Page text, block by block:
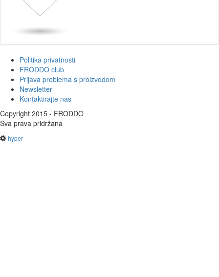
Politika privatnosti
FRODDO club
Prijava problema s proizvodom
Newsletter
Kontaktirajte nas
Copyright 2015 - FRODDO
Sva prava pridržana
hyper